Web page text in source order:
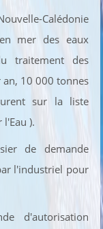
Calédonie
mer des eaux
traitement des
10 000 tonnes
sur la liste
).
de demande
l'industriel pour
d'autorisation